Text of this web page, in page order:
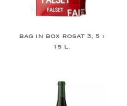
BAG IN BOX ROSAT 3, 5 i
15 L.